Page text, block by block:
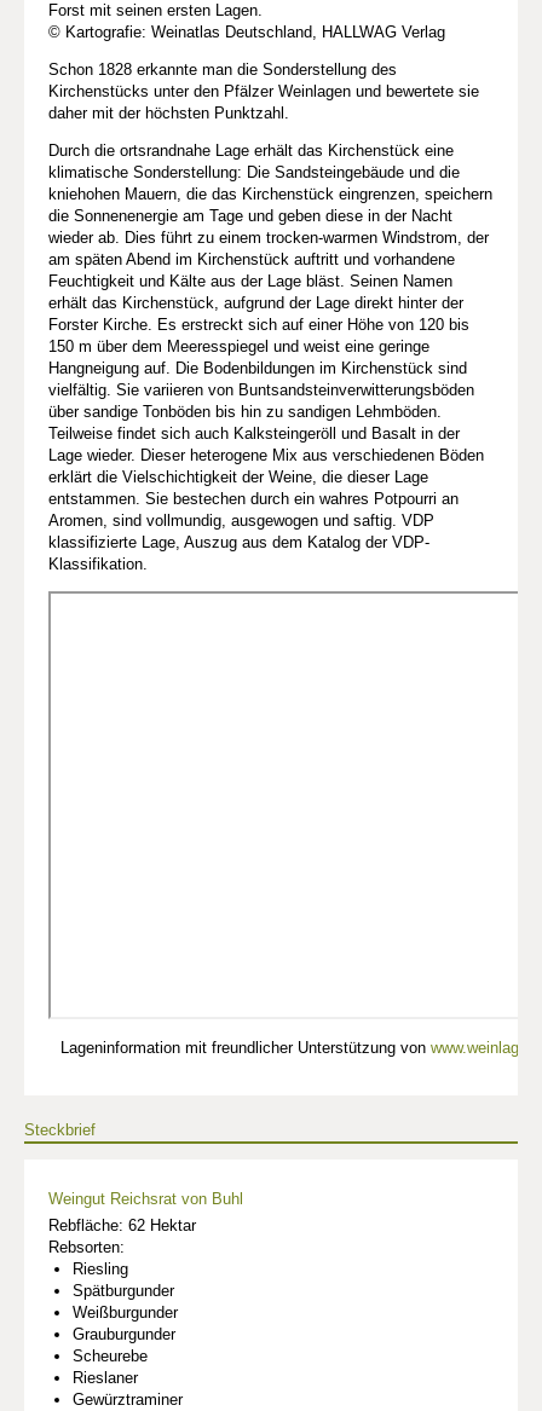
Forst mit seinen ersten Lagen.
© Kartografie: Weinatlas Deutschland, HALLWAG Verlag
Schon 1828 erkannte man die Sonderstellung des
Kirchenstücks unter den Pfälzer Weinlagen und bewertete sie
daher mit der höchsten Punktzahl.
Durch die ortsrandnahe Lage erhält das Kirchenstück eine
klimatische Sonderstellung: Die Sandsteingebäude und die
kniehohen Mauern, die das Kirchenstück eingrenzen, speichern
die Sonnenenergie am Tage und geben diese in der Nacht
wieder ab. Dies führt zu einem trocken-warmen Windstrom, der
am späten Abend im Kirchenstück auftritt und vorhandene
Feuchtigkeit und Kälte aus der Lage bläst. Seinen Namen
erhält das Kirchenstück, aufgrund der Lage direkt hinter der
Forster Kirche. Es erstreckt sich auf einer Höhe von 120 bis
150 m über dem Meeresspiegel und weist eine geringe
Hangneigung auf. Die Bodenbildungen im Kirchenstück sind
vielfältig. Sie variieren von Buntsandsteinverwitterungsböden
über sandige Tonböden bis hin zu sandigen Lehmböden.
Teilweise findet sich auch Kalksteingeröll und Basalt in der
Lage wieder. Dieser heterogene Mix aus verschiedenen Böden
erklärt die Vielschichtigkeit der Weine, die dieser Lage
entstammen. Sie bestechen durch ein wahres Potpourri an
Aromen, sind vollmundig, ausgewogen und saftig. VDP
klassifizierte Lage, Auszug aus dem Katalog der VDP-
Klassifikation.
Lageninformation mit freundlicher Unterstützung von
Steckbrief
Weingut Reichsrat von Buhl
Rebfläche: 62 Hektar
Rebsorten:
Riesling
Spätburgunder
Weißburgunder
Grauburgunder
Scheurebe
Rieslaner
Gewürztraminer